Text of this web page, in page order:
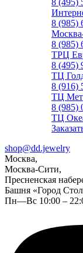
8 (495)
8 (985)
8 (985)
ТРЦ
8 (495)
ТЦ
8 (916)
ТЦ
8 (985)
ТЦ
shop@dd.jewelry
Москва,
Москва-Сити,
Пресненская
Башня «Город
Пн—Вс 10:00 –